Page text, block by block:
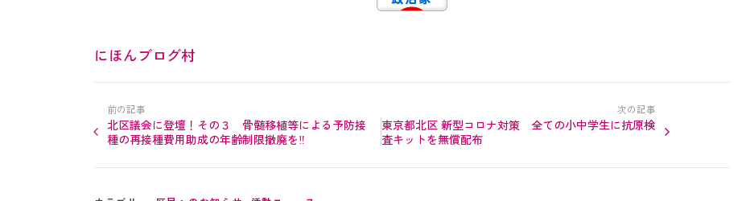
にほんブログ村
前の記事
北区議会に登壇！その３ 骨髄移植等による予防接
種の再接種費用助成の年齢制限撤廃を‼︎
次の記事
東京都北区 新型コロナ対策 全ての小中学生に抗原検
査キットを無償配布